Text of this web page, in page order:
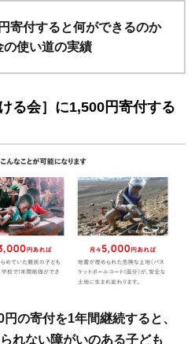
寄付すると何ができるのか
使い道の実績
る会］に1,500円寄付する
の寄付を1年間継続すると、
れない障がいのある子ども